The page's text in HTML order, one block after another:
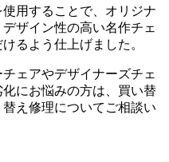
用することで、オリジナ
ザイン性の高い名作チェ
るよう仕上げました。
ェアやデザイナーズチェ
にお悩みの方は、買い替
え修理についてご相談い